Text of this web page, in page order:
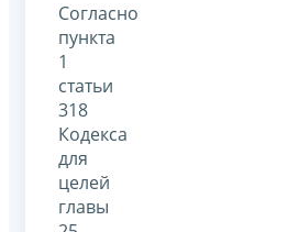
Согласно
пункта
1
статьи
318
Кодекса
для
целей
главы